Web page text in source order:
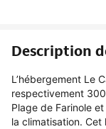
Description
L’hébergement Le
respectivement
Plage de Farinole
la climatisation.